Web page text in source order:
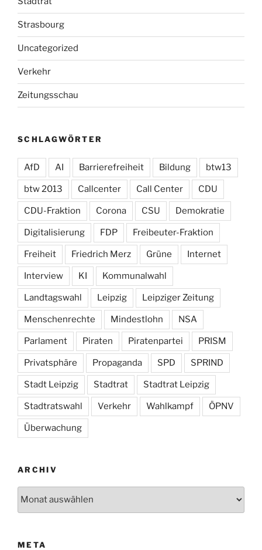
Strasbourg
Uncategorized
Verkehr
Zeitungsschau
SCHLAGWÖRTER
AfD AI Barrierefreiheit Bildung btw13
btw 2013 Callcenter Call Center CDU
CDU-Fraktion Corona CSU Demokratie
Digitalisierung FDP Freibeuter-Fraktion
Freiheit Friedrich Merz Grüne Internet
Interview KI Kommunalwahl
Landtagswahl Leipzig Leipziger Zeitung
Menschenrechte Mindestlohn NSA
Parlament Piraten Piratenpartei PRISM
Privatsphäre Propaganda SPD SPRIND
Stadt Leipzig Stadtrat Stadtrat Leipzig
Stadtratswahl Verkehr Wahlkampf ÖPNV
Überwachung
ARCHIV
META